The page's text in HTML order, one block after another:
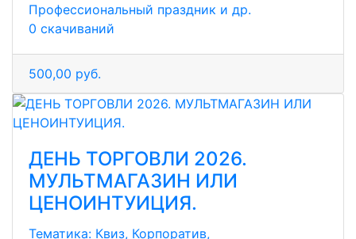
Профессиональный праздник и др.
0 скачиваний
500,00 руб.
ДЕНЬ ТОРГОВЛИ 2026.
МУЛЬТМАГАЗИН ИЛИ
ЦЕНОИНТУИЦИЯ.
Тематика: Квиз, Корпоратив,